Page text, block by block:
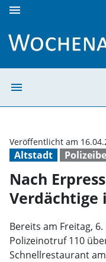
menu
menu
Altstadt
Veröffentlicht am
Nach
Bereits am Freitag,
Polizeinotruf 110
Schnellrestaurant